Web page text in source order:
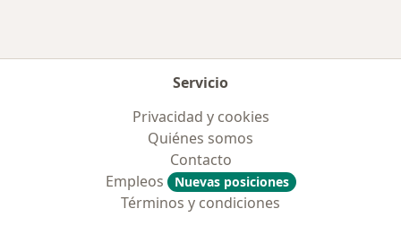
Servicio
Privacidad y cookies
Quiénes somos
Contacto
Empleos
Nuevas posiciones
Términos y condiciones